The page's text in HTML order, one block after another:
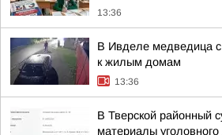
13:36
В Ивделе медведица
к жилым домам
13:36
В Тверской районный
материалы